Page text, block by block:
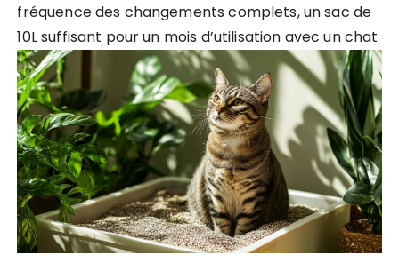
fréquence des changements complets, un sac de
10L suffisant pour un mois d’utilisation avec un chat.